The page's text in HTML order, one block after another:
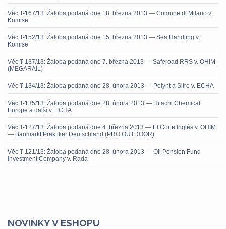
Věc T-167/13: Žaloba podaná dne 18. března 2013 — Comune di Milano v.
Komise
Věc T-152/13: Žaloba podaná dne 15. března 2013 — Sea Handling v.
Komise
Věc T-137/13: Žaloba podaná dne 7. března 2013 — Saferoad RRS v. OHIM
(MEGARAIL)
Věc T-134/13: Žaloba podaná dne 28. února 2013 — Polynt a Sitre v. ECHA
Věc T-135/13: Žaloba podaná dne 28. února 2013 — Hitachi Chemical
Europe a další v. ECHA
Věc T-127/13: Žaloba podaná dne 4. března 2013 — El Corte Inglés v. OHIM
— Baumarkt Praktiker Deutschland (PRO OUTDOOR)
Věc T-121/13: Žaloba podaná dne 28. února 2013 — Oil Pension Fund
Investment Company v. Rada
NOVINKY V ESHOPU